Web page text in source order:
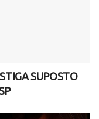
SUPOSTO